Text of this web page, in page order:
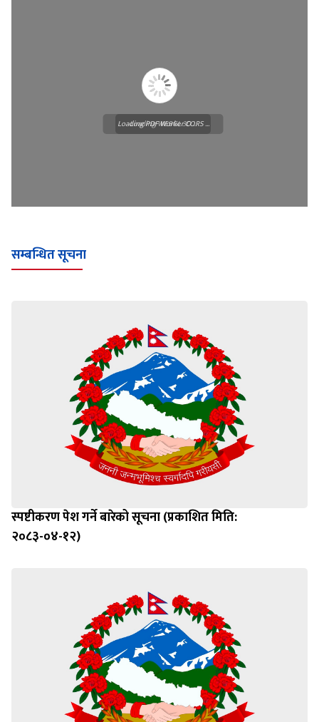
Loading WEBGL 3D ...
Loading PDF Worker CORS ...
सम्बन्धित सूचना
स्पष्टीकरण पेश गर्ने बारेको सूचना (प्रकाशित मिति:
२०८३-०४-१२)